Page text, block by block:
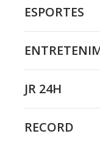
ESPORTES
JR 24H
RECORD